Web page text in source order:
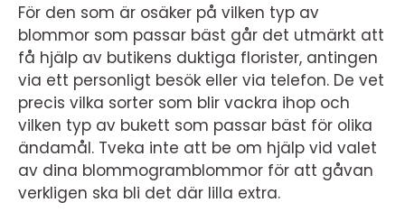
För den som är osäker på vilken typ av
blommor som passar bäst går det utmärkt att
få hjälp av butikens duktiga florister, antingen
via ett personligt besök eller via telefon. De vet
precis vilka sorter som blir vackra ihop och
vilken typ av bukett som passar bäst för olika
ändamål. Tveka inte att be om hjälp vid valet
av dina blommogramblommor för att gåvan
verkligen ska bli det där lilla extra.